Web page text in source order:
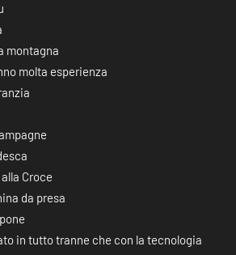
montagna
molta esperienza
Croce
da presa
in tutto tranne che con la tecnologia